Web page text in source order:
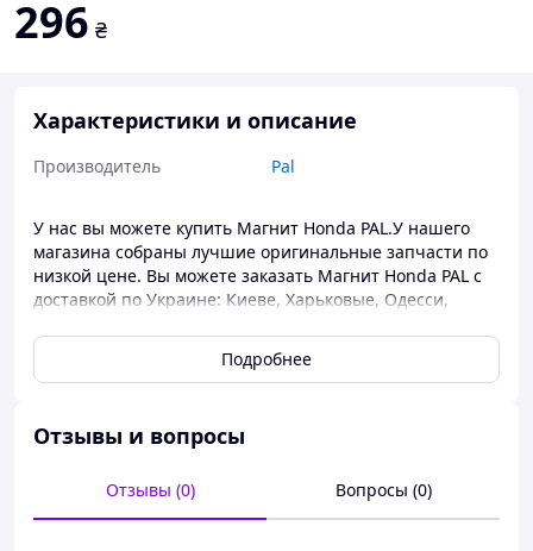
296 ₴
Характеристики и описание
Производитель Pal
У нас вы можете купить Магнит Honda PAL.У нашего
магазина собраны лучшие оригинальные запчасти по
низкой цене. Вы можете заказать Магнит Honda PAL с
доставкой по Украине: Киеве, Харьковые, Одесси,
Подробнее
Отзывы и вопросы
Отзывы (0) Вопросы (0)